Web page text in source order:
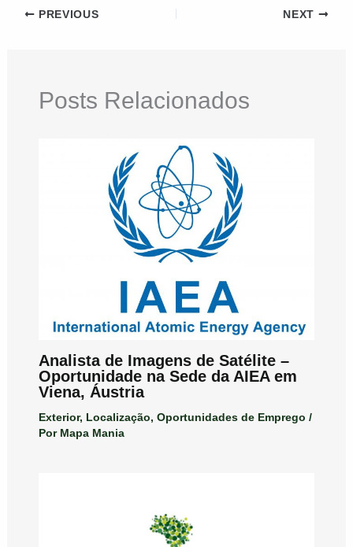
PREVIOUS NEXT
Posts Relacionados
Analista de Imagens de Satélite –
Oportunidade na Sede da AIEA em
Viena, Áustria
Exterior, Localização, Oportunidades de Emprego /
Por Mapa Mania